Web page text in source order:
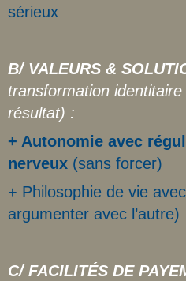
sérieux
B/ VALEURS &
transformation
résultat) :
+ Autonomie avec
nerveux (sans forcer)
+ Philosophie de vie
argumenter avec l’autre)
C/ FACILITÉS DE